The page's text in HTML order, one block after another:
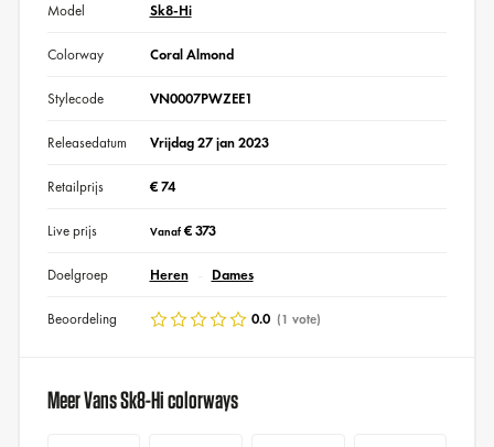
Model Sk8-Hi
Colorway Coral Almond
Stylecode VN0007PWZEE1
Releasedatum Vrijdag 27 jan 2023
Retailprijs € 74
Live prijs Vanaf€ 373
Doelgroep Heren Dames
Beoordeling 0.0 (1 vote)
Meer Vans Sk8-Hi colorways